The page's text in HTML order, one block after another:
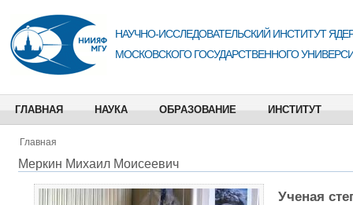
НАУЧНО-ИССЛЕДОВАТЕЛЬСКИЙ ИНСТИТУТ
МОСКОВСКОГО ГОСУДАРСТВЕННОГО
ГЛАВНАЯ НАУКА ОБРАЗОВАНИЕ ИНСТИТУТ
Главная
Меркин Михаил Моисеевич
Ученая